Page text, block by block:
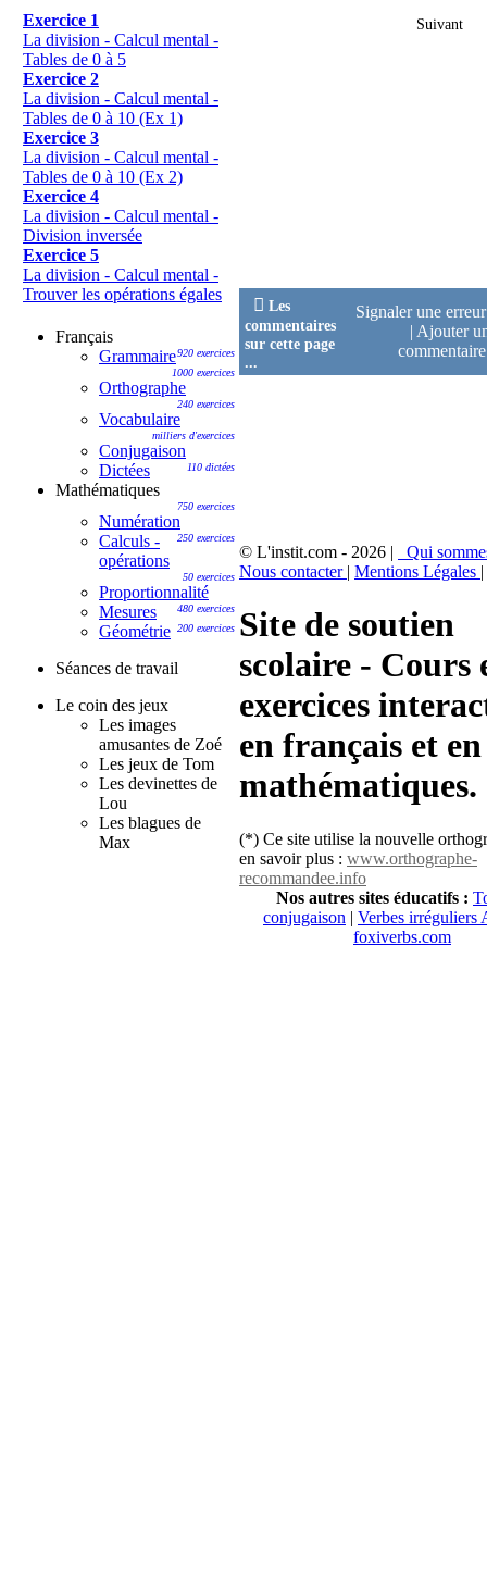
Exercice 1
La division - Calcul mental -
Tables de 0 à 5
Exercice 2
La division - Calcul mental -
Tables de 0 à 10 (Ex 1)
Exercice 3
La division - Calcul mental -
Tables de 0 à 10 (Ex 2)
Exercice 4
La division - Calcul mental -
Division inversée
Exercice 5
La division - Calcul mental -
Trouver les opérations égales
Français
920 exercices
Grammaire
1000 exercices
Orthographe
240 exercices
Vocabulaire
milliers d'exercices
Conjugaison
110 dictées
Dictées
Mathématiques
750 exercices
Numération
250 exercices
Calculs -
opérations
50 exercices
Proportionnalité
480 exercices
Mesures
200 exercices
Géométrie
Séances de travail
Le coin des jeux
Les images
amusantes de Zoé
Les jeux de Tom
Les devinettes de
Lou
Les blagues de
Max
Suivant
 Les
commentaires
sur cette page
...
Signaler une
| Ajouter
© L'instit.com - 2026 |
Qui
Nous contacter | Mentions Légales |
Site de soutien
scolaire - Cours
exercices
en français et en
mathématiques.
(*) Ce site utilise la nouvelle
en savoir plus : www.orthographe-
recommandee.info
Nos autres sites éducatifs :
conjugaison | Verbes irréguliers
foxiverbs.com